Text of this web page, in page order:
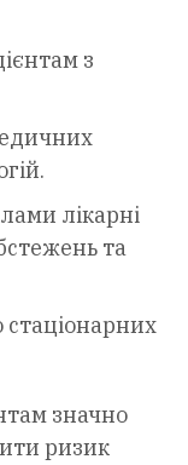
з
лікарні
та
стаціонарних
значно
ризик